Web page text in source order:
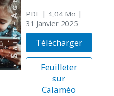
PDF| 4,04 Mo |
31 Janvier 2025
Télécharger
Feuilleter
sur
Calaméo